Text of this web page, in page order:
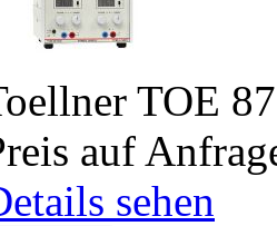
TOE
auf
sehen